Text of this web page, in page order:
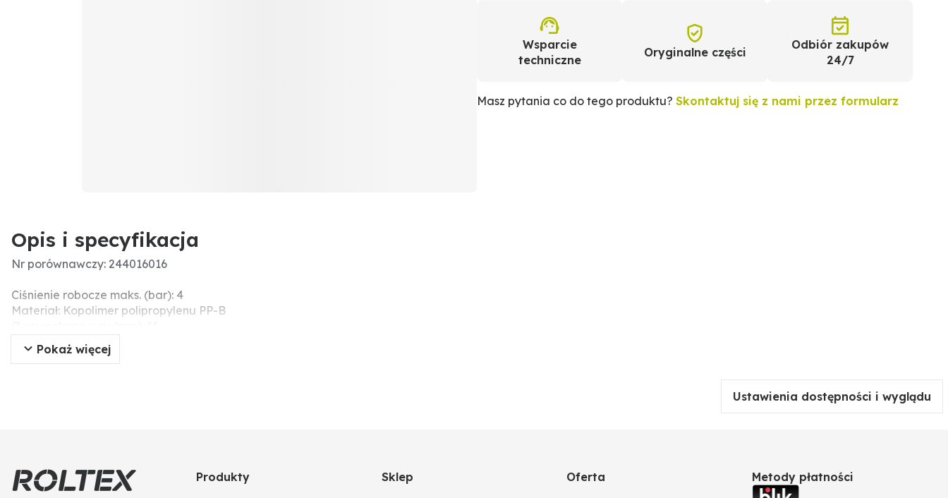
Wsparcie
techniczne
Oryginalne części
Odbiór zakupów
24/7
Masz pytania co do tego produktu? Skontaktuj się z nami przez formularz
Opis i specyfikacja
Nr porównawczy: 244016016
Ciśnienie robocze maks. (bar): 4
Materiał: Kopolimer polipropylenu PP-B
Pokaż więcej
Ustawienia dostępności i wyglądu
Produkty Sklep Oferta Metody płatności